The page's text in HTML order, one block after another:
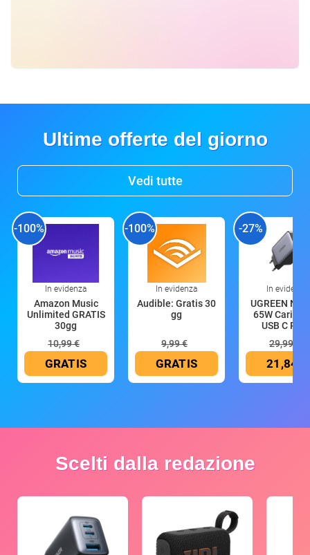
Ultime offerte del giorno
Vedi tutte
-100%
In evidenza
Amazon Music
Unlimited GRATIS
30gg
10,99 €
GRATIS
-100%
In evidenza
Audible: Gratis 30
gg
9,99 €
GRATIS
-27%
In evidenza
UGREEN
65W
USB C
29,99 €
21,84 €
Scelti dalla redazione